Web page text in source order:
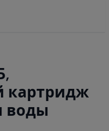
картридж
воды